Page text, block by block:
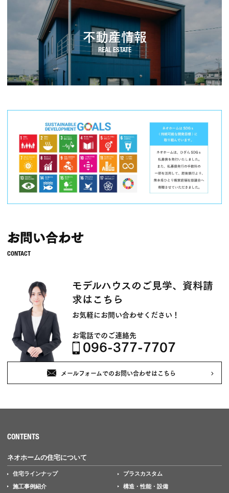
不動産情報
お問い合わせ
モデルハウスのご見学、資料請
求はこちら
お気軽にお問い合わせください！
お電話でのご連絡先
096-377-7707
メールフォームでのお問い合わせはこちら
CONTENTS
ネオホームの住宅について
住宅ラインナップ プラスカスタム
施工事例紹介 構造・性能・設備